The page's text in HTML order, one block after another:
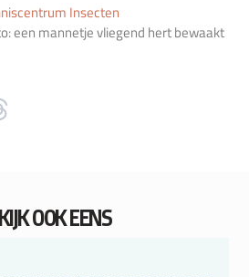
Insecten
een mannetje vliegend hert bewaakt
OOK EENS